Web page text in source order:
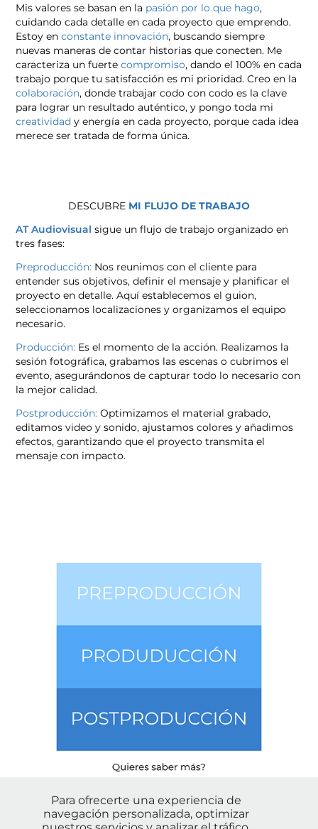
Mis valores se basan en la pasión por lo que hago,
cuidando cada detalle en cada proyecto que emprendo.
Estoy enconstante innovación, buscando siempre
nuevas maneras de contar historias que conecten. Me
caracteriza un fuertecompromiso, dando el 100% en cada
trabajo porque tu satisfacción es mi prioridad. Creo en la
colaboración, donde trabajar codo con codo es la clave
para lograr un resultado auténtico, y pongo toda mi
creatividad y energía en cada proyecto, porque cada idea
merece ser tratada de forma única.
DESCUBRE MI FLUJO DE TRABAJO
AT Audiovisual sigue un flujo de trabajo organizado en
tres fases:
Preproducción: Nos reunimos con el cliente para
entender sus objetivos, definir el mensaje y planificar el
proyecto en detalle. Aquí establecemos el guion,
seleccionamos localizaciones y organizamos el equipo
necesario.
Producción: Es el momento de la acción. Realizamos la
sesión fotográfica, grabamos las escenas o cubrimos el
evento, asegurándonos de capturar todo lo necesario con
la mejor calidad.
Postproducción:Optimizamos el material grabado,
editamos video y sonido, ajustamos colores y añadimos
efectos, garantizando que el proyecto transmita el
mensaje con impacto.
Para ofrecerte una experiencia de
navegación personalizada, optimizar